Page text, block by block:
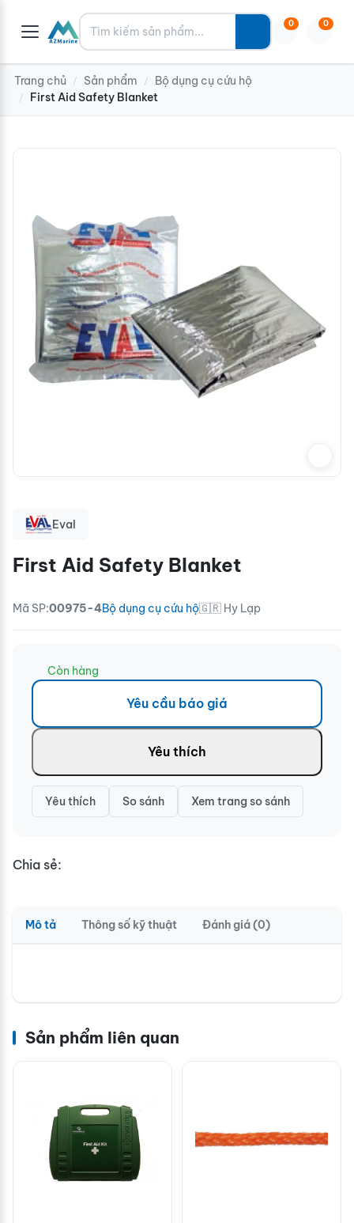
Tìm kiếm 0 0
Trang chủ / Sản phẩm / Bộ dụng cụ cứu hộ
/ First Aid Safety Blanket
Eval
First Aid Safety Blanket
Mã SP:00975-4Bộ dụng cụ cứu hộ🇬🇷 Hy Lạp
Còn hàng
Yêu cầu báo giá
Yêu thích
Yêu thích So sánh Xem trang so sánh
Chia sẻ:
Mô tả Thông số kỹ thuật Đánh giá (0)
Sản phẩm liên quan